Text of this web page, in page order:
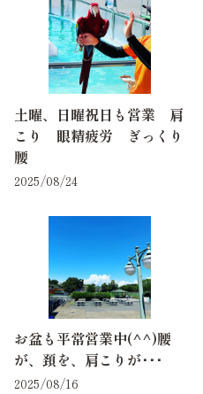
土曜、日曜祝日も営業 肩
こり 眼精疲労 ぎっくり
腰
2025/08/24
お盆も平常営業中(^^)腰
が、頚を、肩こりが･･･
2025/08/16